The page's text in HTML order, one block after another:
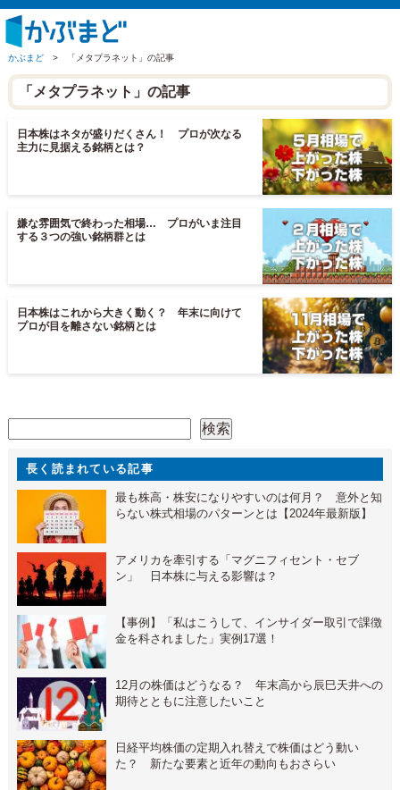
かぶまど > 「メタプラネット」の記事
「メタプラネット」の記事
日本株はネタが盛りだくさん！ プロが次なる
主力に見据える銘柄とは？
嫌な雰囲気で終わった相場… プロがいま注目
する３つの強い銘柄群とは
日本株はこれから大きく動く？ 年末に向けて
プロが目を離さない銘柄とは
検索
長く読まれている記事
最も株高・株安になりやすいのは何月？ 意外と知
らない株式相場のパターンとは【2024年最新版】
アメリカを牽引する「マグニフィセント・セブ
ン」 日本株に与える影響は？
【事例】「私はこうして、インサイダー取引で課徴
金を科されました」実例17選！
12月の株価はどうなる？ 年末高から辰巳天井への
期待とともに注意したいこと
日経平均株価の定期入れ替えで株価はどう動い
た？ 新たな要素と近年の動向もおさらい